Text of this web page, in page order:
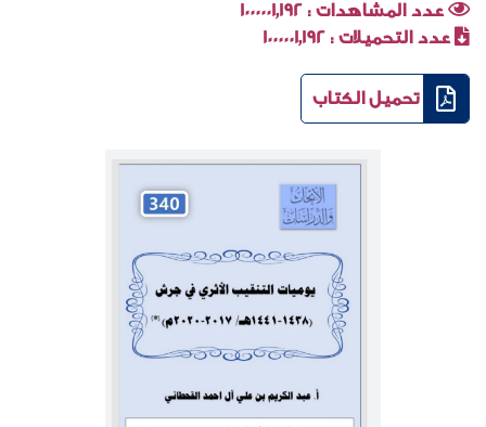
عدد المشاهدات : 1000001٬192
عدد التحميلات : 1000001٬192
تحميل الكتاب